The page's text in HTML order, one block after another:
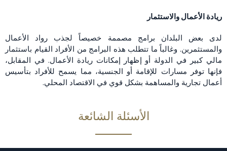
ريادة الأعمال والاستثمار
لدى بعض البلدان برامج مصممة خصيصاً لجذب رواد الأعمال
والمستثمرين. وغالباً ما تتطلب هذه البرامج من الأفراد القيام باستثمار
مالي كبير في الدولة أو إظهار إمكانات ريادة الأعمال. في المقابل،
فإنها توفر مسارات للإقامة أو الجنسية، مما يسمح للأفراد بتأسيس
أعمال تجارية والمساهمة بشكل قوي في الاقتصاد المحلي.
الأسئلة الشائعة